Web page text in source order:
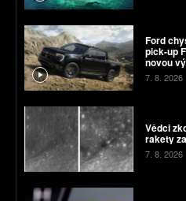
Ford
pick-up
novou
7. 8. 2026
Vědci
rakety
7. 8. 2026